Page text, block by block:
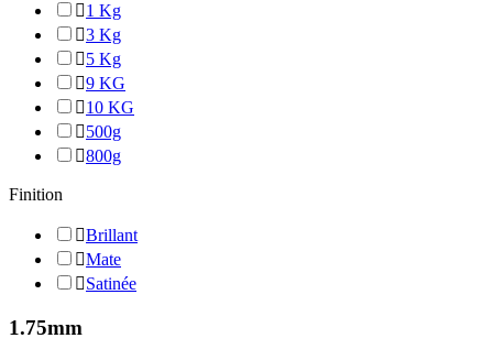
1 Kg
3 Kg
5 Kg
9 KG
10 KG
500g
800g
Finition
Brillant
Mate
Satinée
1.75mm